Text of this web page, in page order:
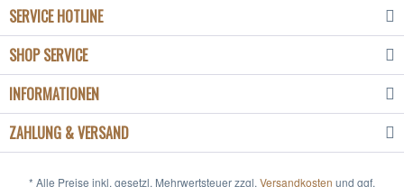
SERVICE HOTLINE
SHOP SERVICE
INFORMATIONEN
ZAHLUNG & VERSAND
* Alle Preise inkl. gesetzl. Mehrwertsteuer zzgl. Versandkosten und ggf.